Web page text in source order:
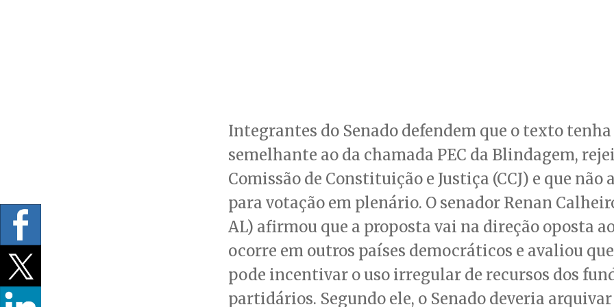
Integrantes do Senado defendem que o texto
semelhante ao da chamada PEC da Blindagem,
Comissão de Constituição e Justiça (CCJ) e que não
para votação em plenário. O senador Renan
AL) afirmou que a proposta vai na direção oposta
ocorre em outros países democráticos e avaliou
pode incentivar o uso irregular de recursos dos
partidários. Segundo ele, o Senado deveria